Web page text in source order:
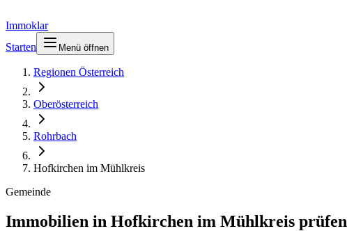
Immoklar
Starten
Menü öffnen
Regionen Österreich
Oberösterreich
Rohrbach
Hofkirchen im Mühlkreis
Gemeinde
Immobilien in Hofkirchen im Mühlkreis prüfen